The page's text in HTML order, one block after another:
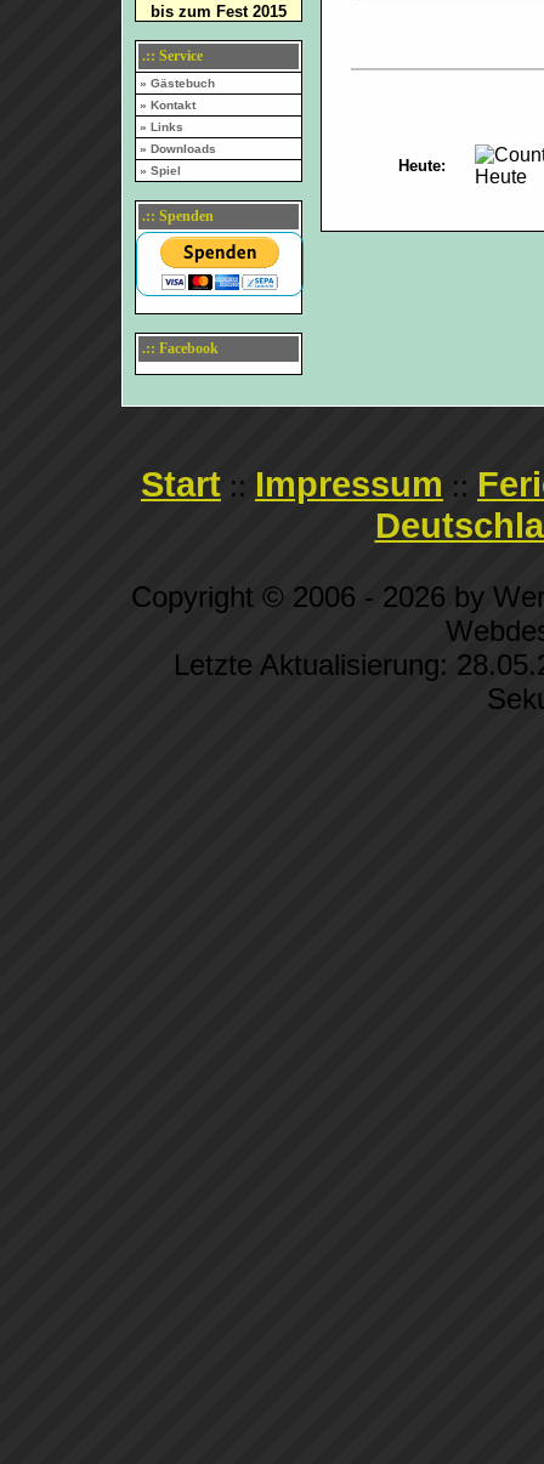
bis zum Fest 2015
.:: Service
» Gästebuch
» Kontakt
» Links
» Downloads
» Spiel
.:: Spenden
.:: Facebook
Heute:
Start :: Impressum ::
Copyright © 2006 - 2026 by
Letzte Aktualisierung: